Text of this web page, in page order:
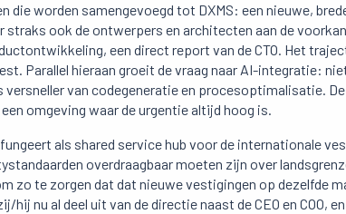
die worden samengevoegd tot DXMS: een nieuwe,
ook de ontwerpers en architecten aan de
een direct report van de CTO. Het
Parallel hieraan groeit de vraag naar AI-integratie:
van codegeneratie en procesoptimalisatie. De
omgeving waar de urgentie altijd hoog is.
als shared service hub voor de internationale
overdraagbaar moeten zijn over
zo te zorgen dat dat nieuwe vestigingen op dezelfde
nu al deel uit van de directie naast de CEO en COO,